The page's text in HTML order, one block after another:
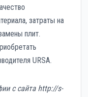
затраты на
плит.
URSA.
с сайта http://s-